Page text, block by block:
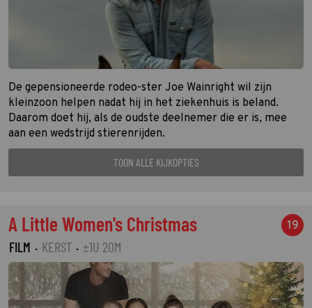
De gepensioneerde rodeo-ster Joe Wainright wil zijn
kleinzoon helpen nadat hij in het ziekenhuis is beland.
Daarom doet hij, als de oudste deelnemer die er is, mee
aan een wedstrijd stierenrijden.
TOON ALLE KIJKOPTIES
A Little Women's Christmas 19
FILM · KERST · ±1U 20M